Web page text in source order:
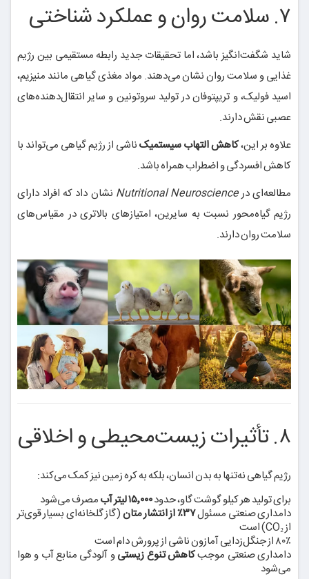
۷. سلامت روان و عملکرد شناختی
شاید شگفت‌انگیز باشد، اما تحقیقات جدید رابطه مستقیمی بین رژیم
غذایی و سلامت روان نشان می‌دهند. مواد مغذی گیاهی مانند منیزیم،
اسید فولیک، و تریپتوفان در تولید سروتونین و سایر انتقال‌دهنده‌های
عصبی نقش دارند.
علاوه بر این،کاهش التهاب سیستمیکناشی از رژیم گیاهی می‌تواند با
کاهش افسردگی و اضطراب همراه باشد.
مطالعه‌ای درNutritional Neuroscience نشان داد که افراد دارای
رژیم گیاه‌محور نسبت به سایرین، امتیازهای بالاتری در مقیاس‌های
سلامت روان دارند.
۸. تأثیرات زیست‌محیطی و اخلاقی
رژیم گیاهی نه‌تنها به بدن انسان، بلکه به کره زمین نیز کمک می‌کند:
برای تولید هر کیلو گوشت گاو، حدود۱۵٬۰۰۰ لیتر آب
مصرف می‌شود
دامداری صنعتی مسئول۳۷٪ از انتشار متان
(گاز گلخانه‌ای بسیار قوی‌تر
از CO₂) است
۸۰٪ از جنگل‌زدایی آمازون ناشی از پرورش دام است
دامداری صنعتی موجبکاهش تنوع زیستیو آلودگی منابع آب و هوا
می‌شود